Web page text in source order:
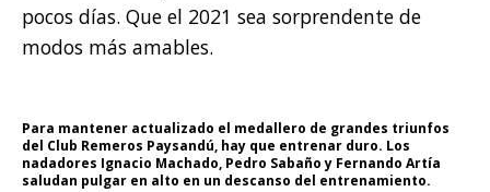
pocos días. Que el 2021 sea sorprendente de
modos más amables.
Para mantener actualizado el medallero de grandes triunfos
del Club Remeros Paysandú, hay que entrenar duro. Los
nadadores Ignacio Machado, Pedro Sabaño y Fernando Artía
saludan pulgar en alto en un descanso del entrenamiento.